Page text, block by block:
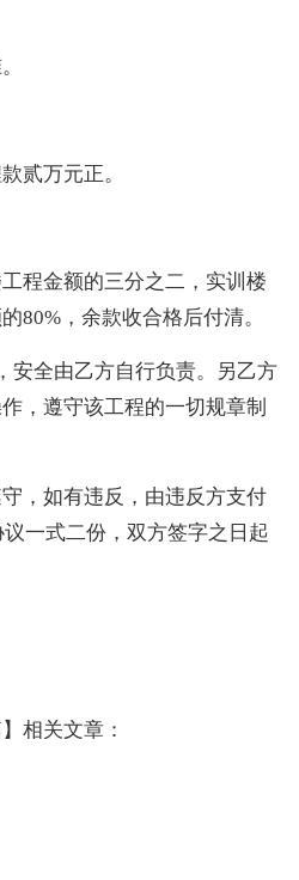
万元正。
金额的三分之二，实训楼
80%，余款收合格后付清。
全由乙方自行负责。另乙方
，遵守该工程的一切规章制
如有违反，由违反方支付
一式二份，双方签字之日起
相关文章：